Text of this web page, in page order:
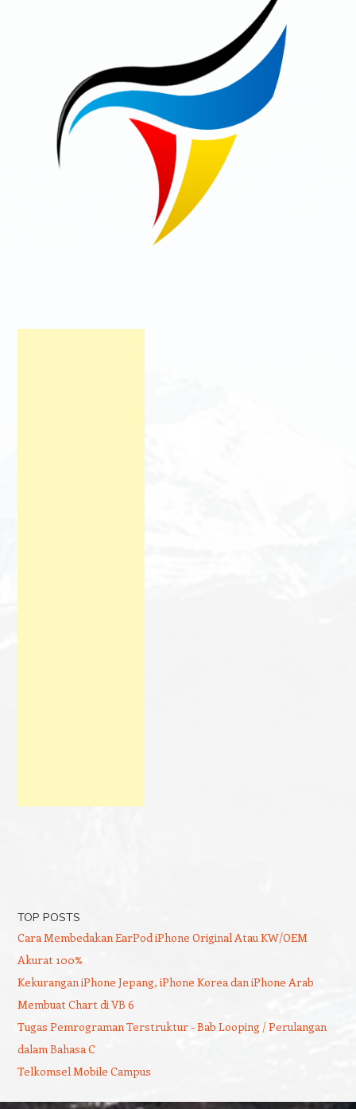
TOP POSTS
Cara Membedakan EarPod iPhone Original Atau KW/OEM
Akurat 100%
Kekurangan iPhone Jepang, iPhone Korea dan iPhone Arab
Membuat Chart di VB 6
Tugas Pemrograman Terstruktur - Bab Looping / Perulangan
dalam Bahasa C
Telkomsel Mobile Campus